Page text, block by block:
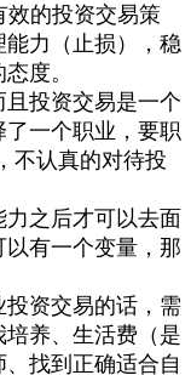
效的投资交易策
力（止损），稳
度。
投资交易是一个
一个职业，要职
不认真的对待投
之后才可以去面
有一个变量，那
资交易的话，需
养、生活费（是
找到正确适合自